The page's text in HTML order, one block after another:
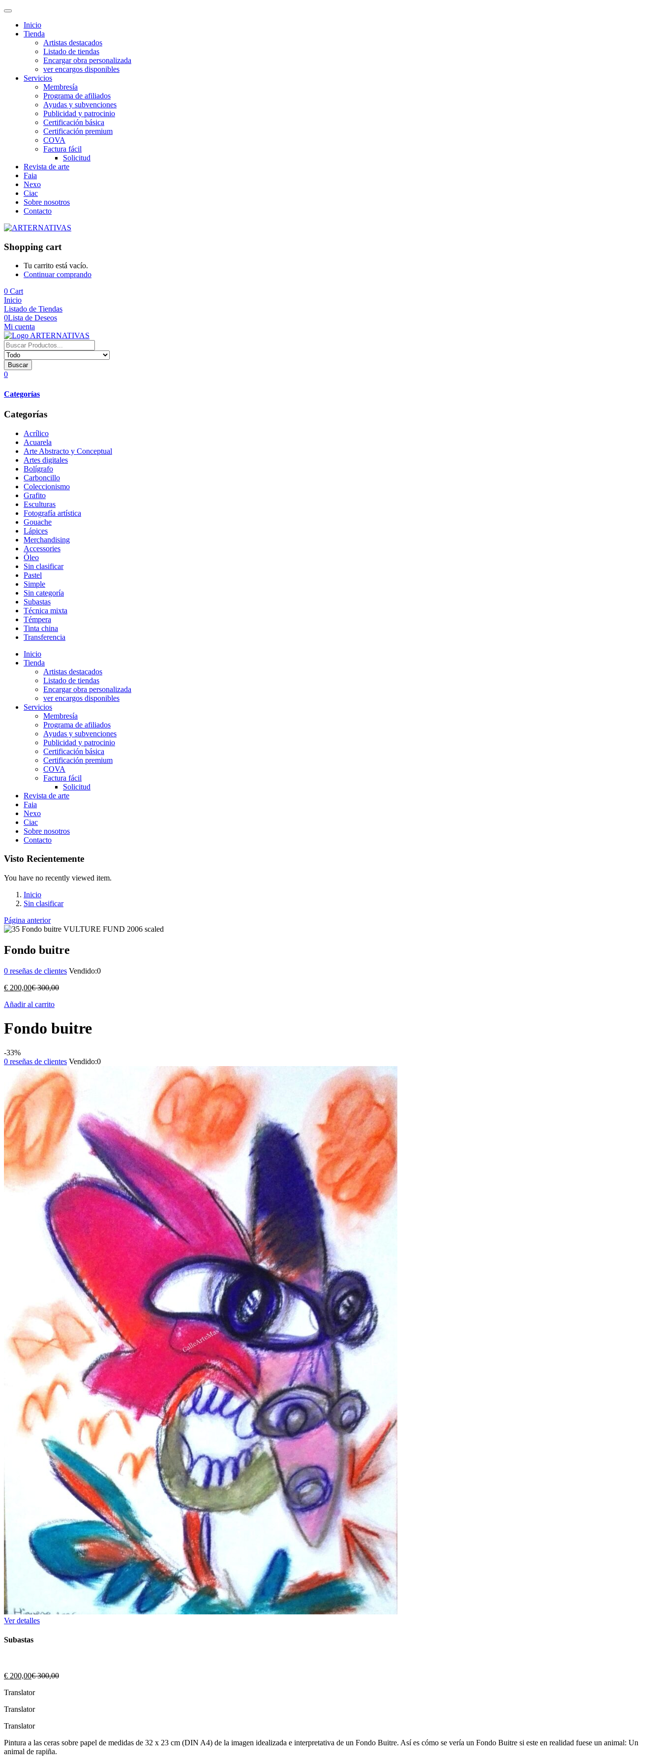
Inicio
Tienda
Artistas destacados
Listado de tiendas
Encargar obra personalizada
ver encargos disponibles
Servicios
Membresía
Programa de afiliados
Ayudas y subvenciones
Publicidad y patrocinio
Certificación básica
Certificación premium
COVA
Factura fácil
Solicitud
Revista de arte
Faia
Nexo
Ciac
Sobre nosotros
Contacto
Shopping cart
Tu carrito está vacío.
Continuar comprando
0 Cart
Inicio
Listado de Tiendas
0Lista de Deseos
Mi cuenta
Buscar
0
Categorías
Categorías
Acrílico
Acuarela
Arte Abstracto y Conceptual
Artes digitales
Bolígrafo
Carboncillo
Coleccionismo
Grafito
Esculturas
Fotografía artística
Gouache
Lápices
Merchandising
Accessories
Óleo
Sin clasificar
Pastel
Simple
Sin categoría
Subastas
Técnica mixta
Témpera
Tinta china
Transferencia
Inicio
Tienda
Artistas destacados
Listado de tiendas
Encargar obra personalizada
ver encargos disponibles
Servicios
Membresía
Programa de afiliados
Ayudas y subvenciones
Publicidad y patrocinio
Certificación básica
Certificación premium
COVA
Factura fácil
Solicitud
Revista de arte
Faia
Nexo
Ciac
Sobre nosotros
Contacto
Visto Recientemente
You have no recently viewed item.
Inicio
Sin clasificar
Página anterior
Fondo buitre
0 reseñas de clientes Vendido:0
€ 200,00El
actual
€ 200,00.
€300,00El
€ 300,00.
Añadir al carrito
Fondo buitre
-33%
0 reseñas de clientes Vendido:0
Ver detalles
Subastas
€ 200,00El
actual
€ 200,00.
€300,00El
Translator
Translator
Translator
Pintura a las ceras sobre papel de medidas de 32 x 23 cm (DIN A4) de la imagen idealizada e interpretativa de un Fondo Buitre. Así es cómo se vería un Fondo Buitre si este en realidad fuese un animal: Un
animal de rapiña.